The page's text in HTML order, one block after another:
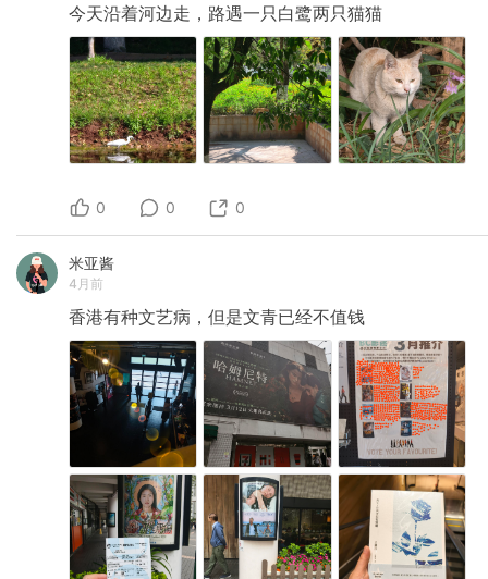
今天沿着河边走，路遇一只白鹭两只猫猫
0 0 0
米亚酱
4月前
香港有种文艺病，但是文青已经不值钱